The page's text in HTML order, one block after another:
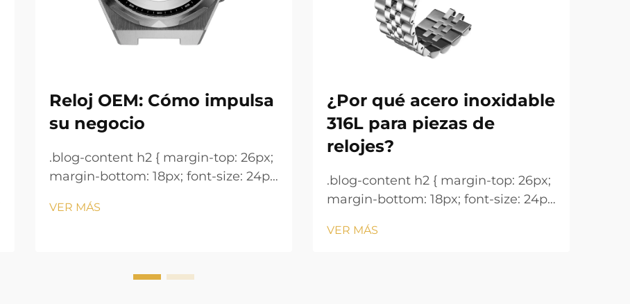
Reloj OEM: Cómo impulsa
su negocio
.blog-content h2 { margin-top: 26px;
margin-bottom: 18px; font-size: 24px
height: normal; } .blog-content h3 {
VER MÁS
¿Por qué acero inoxidable
316L para piezas de
relojes?
.blog-content h2 { margin-top: 26px;
margin-bottom: 18px; font-size: 24px
height: normal; } .blog-content h3 {
VER MÁS